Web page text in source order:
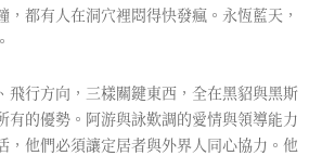
，都有人在洞穴裡悶得快發瘋。永恆藍天，
飛行方向，三樣關鍵東西，全在黑貂與黑斯
有的優勢。阿游與詠歎調的愛情與領導能力
，他們必須讓定居者與外界人同心協力。他